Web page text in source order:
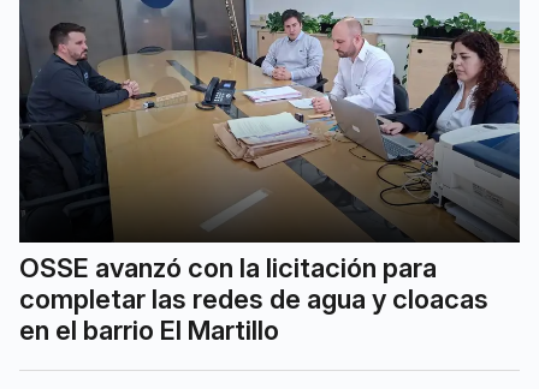
OSSE avanzó con la licitación para
completar las redes de agua y cloacas
en el barrio El Martillo